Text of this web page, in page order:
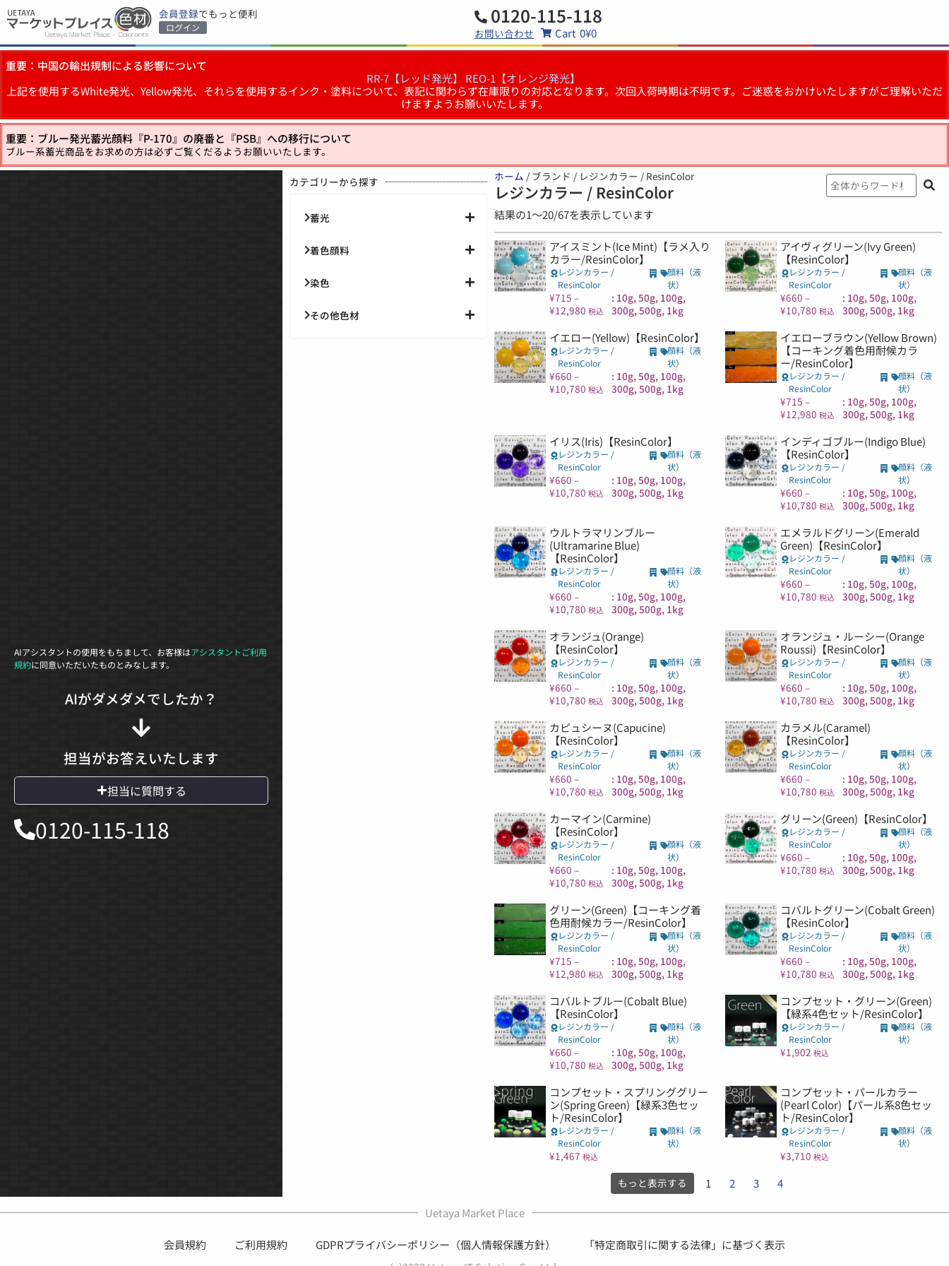
会員登録でもっと便利
ログイン 0120-115-118
お問い合わせ Cart 0¥0
重要：中国の輸出規制による影響について
RR-7【レッド発光】
REO-1【オレンジ発光】
上記を使用するWhite発光、Yellow発光、それらを使用するインク・塗料について、表記に関わらず在庫限りの対応となります。次回入荷時期は不明です。ご迷惑をおかけいたしますがご理解いただ
けますようお願いいたします。
重要：ブルー発光蓄光顔料『P-170』の廃番と『PSB』への移行について
ブルー系蓄光商品をお求めの方は必ずご覧くだるようお願いいたします。
AIアシスタントの使用をもちまして、お客様はアシスタントご利用
規約に同意いただいたものとみなします。
AIがダメダメでしたか？
担当がお答えいたします
担当に質問する
0120-115-118
カテゴリーから探す
蓄光
着色顔料
染色
その他色材
ホーム / ブランド / レジンカラー / ResinColor
レジンカラー / ResinColor
結果の1～20/67を表示しています
アイスミント(Ice Mint)【ラメ入り
カラー/ResinColor】
レジンカラー /
ResinColor
顔料（液
状）
¥715 –
¥12,980 税込
: 10g, 50g, 100g,
300g, 500g, 1kg
アイヴィグリーン(Ivy Green)
【ResinColor】
レジンカラー /
ResinColor
顔料（液
状）
¥660 –
¥10,780 税込
: 10g, 50g, 100g,
300g, 500g, 1kg
イエロー(Yellow)【ResinColor】
レジンカラー /
ResinColor
顔料（液
状）
¥660 –
¥10,780 税込
: 10g, 50g, 100g,
300g, 500g, 1kg
イエローブラウン(Yellow Brown)
【コーキング着色用耐候カラ
ー/ResinColor】
レジンカラー /
ResinColor
顔料（液
状）
¥715 –
¥12,980 税込
: 10g, 50g, 100g,
300g, 500g, 1kg
イリス(Iris)【ResinColor】
レジンカラー /
ResinColor
顔料（液
状）
¥660 –
¥10,780 税込
: 10g, 50g, 100g,
300g, 500g, 1kg
インディゴブルー(Indigo Blue)
【ResinColor】
レジンカラー /
ResinColor
顔料（液
状）
¥660 –
¥10,780 税込
: 10g, 50g, 100g,
300g, 500g, 1kg
ウルトラマリンブルー
(Ultramarine Blue)
【ResinColor】
レジンカラー /
ResinColor
顔料（液
状）
¥660 –
¥10,780 税込
: 10g, 50g, 100g,
300g, 500g, 1kg
エメラルドグリーン(Emerald
Green)【ResinColor】
レジンカラー /
ResinColor
顔料（液
状）
¥660 –
¥10,780 税込
: 10g, 50g, 100g,
300g, 500g, 1kg
オランジュ(Orange)
【ResinColor】
レジンカラー /
ResinColor
顔料（液
状）
¥660 –
¥10,780 税込
: 10g, 50g, 100g,
300g, 500g, 1kg
オランジュ・ルーシー(Orange
Roussi)【ResinColor】
レジンカラー /
ResinColor
顔料（液
状）
¥660 –
¥10,780 税込
: 10g, 50g, 100g,
300g, 500g, 1kg
カピュシーヌ(Capucine)
【ResinColor】
レジンカラー /
ResinColor
顔料（液
状）
¥660 –
¥10,780 税込
: 10g, 50g, 100g,
300g, 500g, 1kg
カラメル(Caramel)
【ResinColor】
レジンカラー /
ResinColor
顔料（液
状）
¥660 –
¥10,780 税込
: 10g, 50g, 100g,
300g, 500g, 1kg
カーマイン(Carmine)
【ResinColor】
レジンカラー /
ResinColor
顔料（液
状）
¥660 –
¥10,780 税込
: 10g, 50g, 100g,
300g, 500g, 1kg
グリーン(Green)【ResinColor】
レジンカラー /
ResinColor
顔料（液
状）
¥660 –
¥10,780 税込
: 10g, 50g, 100g,
300g, 500g, 1kg
グリーン(Green)【コーキング着
色用耐候カラー/ResinColor】
レジンカラー /
ResinColor
顔料（液
状）
¥715 –
¥12,980 税込
: 10g, 50g, 100g,
300g, 500g, 1kg
コバルトグリーン(Cobalt Green)
【ResinColor】
レジンカラー /
ResinColor
顔料（液
状）
¥660 –
¥10,780 税込
: 10g, 50g, 100g,
300g, 500g, 1kg
コバルトブルー(Cobalt Blue)
【ResinColor】
レジンカラー /
ResinColor
顔料（液
状）
¥660 –
¥10,780 税込
: 10g, 50g, 100g,
300g, 500g, 1kg
コンプセット・グリーン(Green)
【緑系4色セット/ResinColor】
レジンカラー /
ResinColor
顔料（液
状）
¥1,902 税込
コンプセット・スプリンググリー
ン(Spring Green)【緑系3色セッ
ト/ResinColor】
レジンカラー /
ResinColor
顔料（液
状）
¥1,467 税込
コンプセット・パールカラー
(Pearl Color)【パール系8色セッ
ト/ResinColor】
レジンカラー /
ResinColor
顔料（液
状）
¥3,710 税込
1 2 3 4
もっと表示する
Uetaya Market Place
会員規約 ご利用規約 GDPRプライバシーポリシー（個人情報保護方針）
「特定商取引に関する法律」に基づく表示